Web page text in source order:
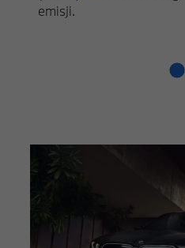
emisji.